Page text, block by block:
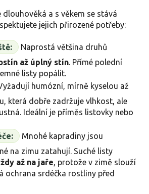
a s věkem se stává
jejich přirozené potřeby:
Naprostá většina druhů
až úplný stín . Přímé polední
listy popálit.
humózní, mírně kyselou až
která dobře zadržuje vlhkost, ale
Ideální je příměs listovky nebo
Mnohé kapradiny jsou
na zimu zatahují. Suché listy
až na jaře , protože v zimě slouží
ochrana srdéčka rostliny před